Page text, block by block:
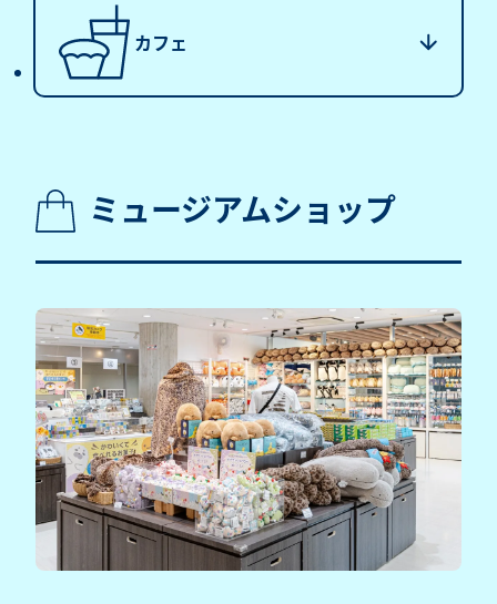
カフェ
ミュージアムショップ